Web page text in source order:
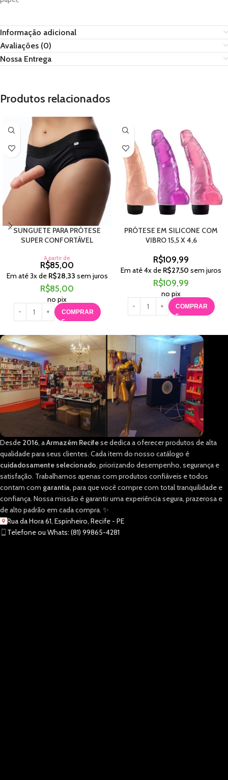
Informação adicional
Avaliações (0)
Nossa Entrega
Produtos relacionados
SUNGUETE PARA PRÓTESE
SUPER CONFORTÁVEL
A partir de
R$85,00
Em até3x de R$28,33 sem juros
R$85,00
no pix
COMPRAR
PRÓTESE EM SILICONE COM
VIBRO 15,5 X 4,6
R$109,99
Em até4x de R$27,50 sem juros
R$109,99
no pix
COMPRAR
Desde 2016, aArmazém Recifese dedica a oferecer produtos de alta
qualidade para seus clientes. Cada item do nosso catálogo é
cuidadosamente selecionado, priorizando desempenho, segurança e
satisfação. Trabalhamos apenas com produtos confiáveis e todos
contam com garantia, para que você compre com total tranquilidade e
confiança. Nossa missão é garantir uma experiência segura, prazerosa e
de alto padrão em cada compra. ✨
Rua da Hora 61, Espinheiro, Recife - PE
Telefone ou Whats: (81) 99865-4281